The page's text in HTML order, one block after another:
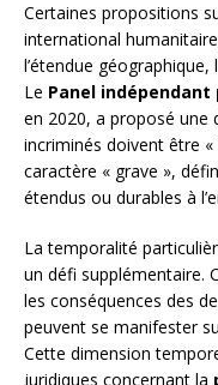
Certaines propositions
international
l’étendue
Le Panel indépendant
en 2020, a proposé une
incriminés doivent être
caractère « grave »,
étendus ou durables à
La temporalité
un défi supplémentaire.
les conséquences des
peuvent se manifester
Cette dimension
juridiques concernant la